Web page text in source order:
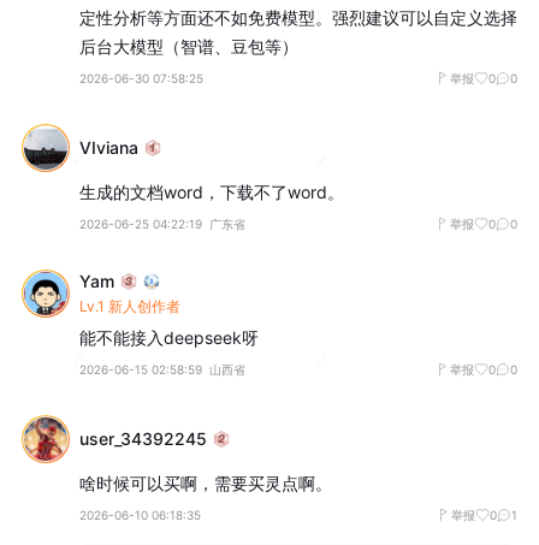
定性分析等方面还不如免费模型。强烈建议可以自定义选择
后台大模型（智谱、豆包等）
2026-06-30 07:58:25 举报 0 0
VIviana
生成的文档word，下载不了word。
2026-06-25 04:22:19 广东省 举报 0 0
Yam
Lv.1 新人创作者
能不能接入deepseek呀
2026-06-15 02:58:59 山西省 举报 0 0
user_34392245
啥时候可以买啊，需要买灵点啊。
2026-06-10 06:18:35 举报 0 1